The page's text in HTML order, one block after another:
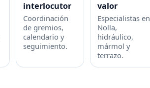
interlocutor
Coordinación
de gremios,
calendario y
seguimiento.
valor
Especialistas en
Nolla,
hidráulico,
mármol y
terrazo.